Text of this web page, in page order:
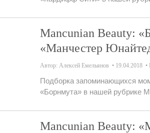
Mancunian Beauty:
«Манчестер
Автор: Алексей Емельянов 19.04.2018
Подборка запоминающихся
«Борнмута» в нашей рубрике
Mancunian Beauty: